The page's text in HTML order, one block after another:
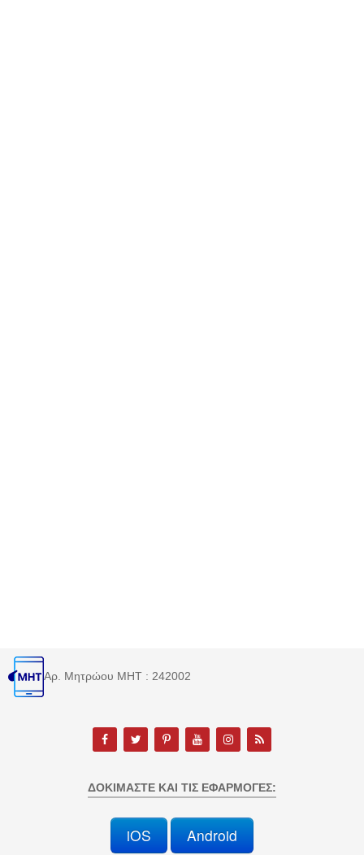
Αρ. Μητρώου MHT : 242002
ΔΟΚΙΜΆΣΤΕ ΚΑΙ ΤΙΣ ΕΦΑΡΜΟΓΈΣ:
iOS Android